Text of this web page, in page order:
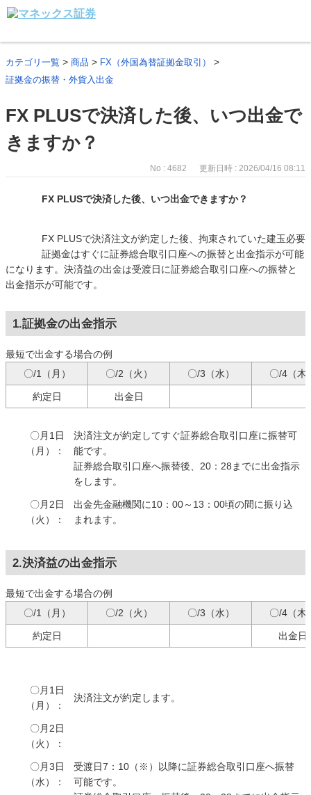
カテゴリ一覧 > 商品 > FX（外国為替証拠金取引） >
証拠金の振替・外貨入出金
FX PLUSで決済した後、いつ出金で
きますか？
No : 4682 更新日時 : 2026/04/16 08:11
FX PLUSで決済した後、いつ出金できますか？
FX PLUSで決済注文が約定した後、拘束されていた建玉必要
証拠金はすぐに証券総合取引口座への振替と出金指示が可能
になります。決済益の出金は受渡日に証券総合取引口座への振替と
出金指示が可能です。
1.証拠金の出金指示
最短で出金する場合の例
〇/1（月）
〇/2（火） 〇/3（水） 〇/4（木
約定日 出金日
〇月1日
（月）：
決済注文が約定してすぐ証券総合取引口座に振替可
能です。
証券総合取引口座へ振替後、20：28までに出金指示
をします。
〇月2日
（火）：
出金先金融機関に10：00～13：00頃の間に振り込
まれます。
2.決済益の出金指示
最短で出金する場合の例
〇/1（月）
〇/2（火） 〇/3（水） 〇/4（木
約定日 出金日
〇月1日
（月）：
決済注文が約定します。
〇月2日
（火）：
〇月3日
（水）：
受渡日7：10（※）以降に証券総合取引口座へ振替
可能です。